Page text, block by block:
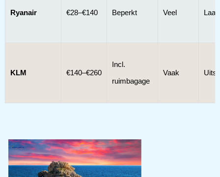
Ryanair €28–€140 Beperkt Veel Laag
KLM €140–€260
Incl.
ruimbagage
Vaak